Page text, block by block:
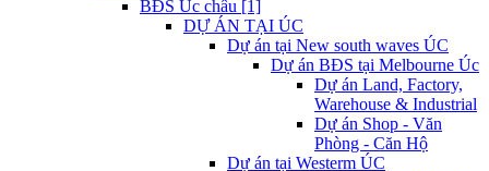
BĐS Úc châu [1]
DỰ ÁN TẠI ÚC
Dự án tại New south waves ÚC
Dự án BĐS tại Melbourne Úc
Dự án Land, Factory,
Warehouse & Industrial
Dự án Shop - Văn
Phòng - Căn Hộ
Dự án tại Westerm ÚC